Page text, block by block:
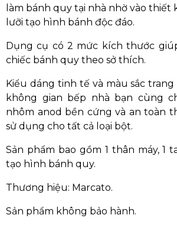
làm bánh quy tại nhà nhờ vào thiết
lưỡi tạo hình bánh độc đáo.
Dụng cụ có 2 mức kích thước
chiếc bánh quy theo sở thích.
Kiểu dáng tinh tế và màu sắc
không gian bếp nhà bạn cùng
nhôm anod bền cứng và an toàn
sử dụng cho tất cả loại bột.
Sản phẩm bao gồm 1 thân máy, 1
tạo hình bánh quy.
Thương hiệu: Marcato.
Sản phẩm không bảo hành.